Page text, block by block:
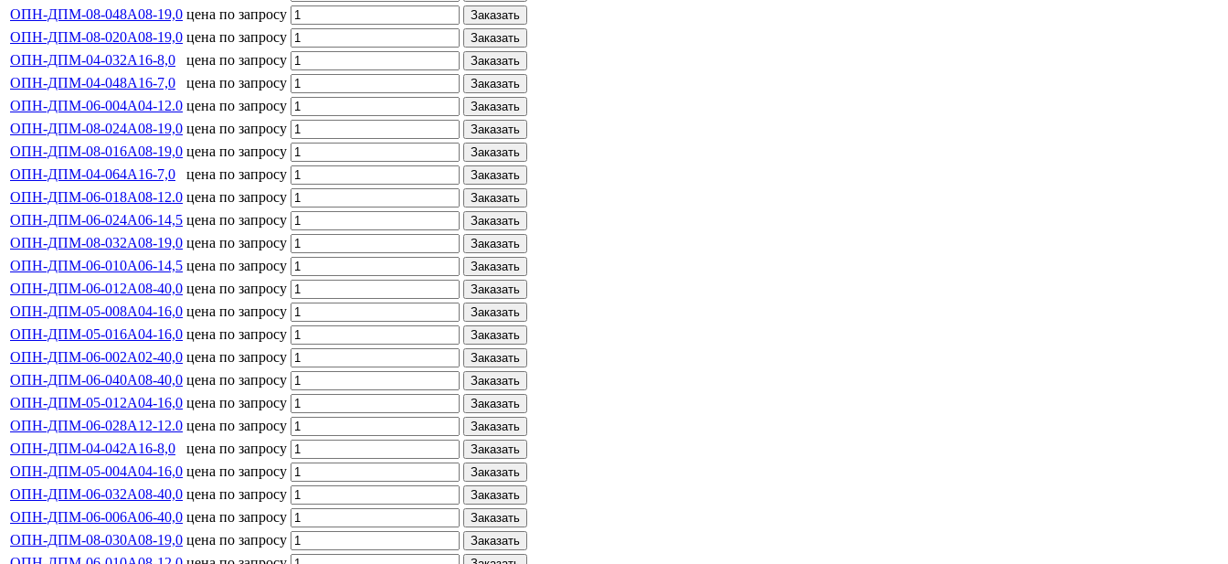
ОПН-ДПМ-08-048А08-19,0 цена по запросу Заказать
ОПН-ДПМ-08-020А08-19,0 цена по запросу Заказать
ОПН-ДПМ-04-032А16-8,0 цена по запросу Заказать
ОПН-ДПМ-04-048А16-7,0 цена по запросу Заказать
ОПН-ДПМ-06-004А04-12.0 цена по запросу Заказать
ОПН-ДПМ-08-024А08-19,0 цена по запросу Заказать
ОПН-ДПМ-08-016А08-19,0 цена по запросу Заказать
ОПН-ДПМ-04-064А16-7,0 цена по запросу Заказать
ОПН-ДПМ-06-018А08-12.0 цена по запросу Заказать
ОПН-ДПМ-06-024А06-14,5 цена по запросу Заказать
ОПН-ДПМ-08-032А08-19,0 цена по запросу Заказать
ОПН-ДПМ-06-010А06-14,5 цена по запросу Заказать
ОПН-ДПМ-06-012А08-40,0 цена по запросу Заказать
ОПН-ДПМ-05-008А04-16,0 цена по запросу Заказать
ОПН-ДПМ-05-016А04-16,0 цена по запросу Заказать
ОПН-ДПМ-06-002А02-40,0 цена по запросу Заказать
ОПН-ДПМ-06-040А08-40,0 цена по запросу Заказать
ОПН-ДПМ-05-012А04-16,0 цена по запросу Заказать
ОПН-ДПМ-06-028А12-12.0 цена по запросу Заказать
ОПН-ДПМ-04-042А16-8,0 цена по запросу Заказать
ОПН-ДПМ-05-004А04-16,0 цена по запросу Заказать
ОПН-ДПМ-06-032А08-40,0 цена по запросу Заказать
ОПН-ДПМ-06-006А06-40,0 цена по запросу Заказать
ОПН-ДПМ-08-030А08-19,0 цена по запросу Заказать